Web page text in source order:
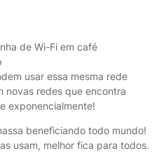
de Wi-Fi em café
usar essa mesma rede
novas redes que encontra
exponencialmente!
beneficiando todo mundo!
usam, melhor fica para todos.